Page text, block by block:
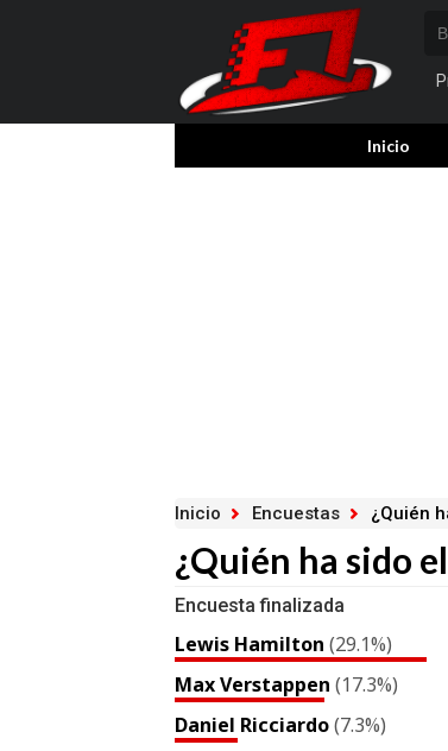
Inicio
Inicio Encuestas ¿Quién
¿Quién ha sido
Encuesta finalizada
Lewis Hamilton (29.1%)
Max Verstappen (17.3%)
Daniel Ricciardo(7.3%)